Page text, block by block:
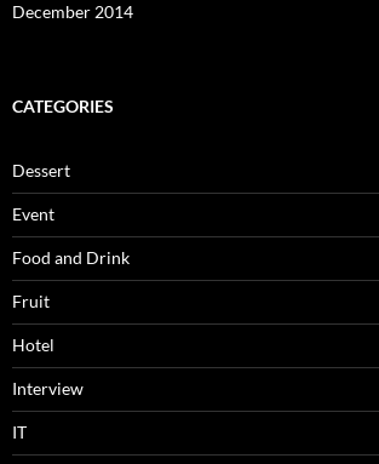
December 2014
CATEGORIES
Dessert
Event
Food and Drink
Fruit
Hotel
Interview
IT